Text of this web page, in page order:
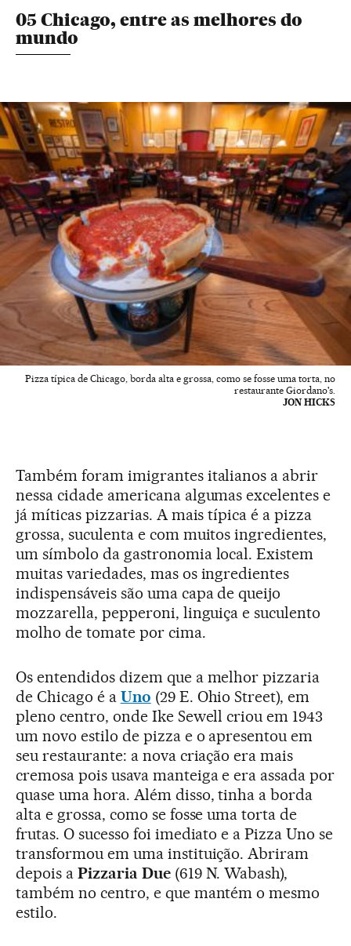
05 Chicago, entre as melhores do
mundo
Pizza típica de Chicago, borda alta e grossa, como se fosse uma torta, no
restaurante Giordano's.
JON HICKS
Também foram imigrantes italianos a abrir
nessa cidade americana algumas excelentes e
já míticas pizzarias. A mais típica é a pizza
grossa, suculenta e com muitos ingredientes,
um símbolo da gastronomia local. Existem
muitas variedades, mas os ingredientes
indispensáveis são uma capa de queijo
mozzarella, pepperoni, linguiça e suculento
molho de tomate por cima.
Os entendidos dizem que a melhor pizzaria
de Chicago é a Uno (29 E. Ohio Street), em
pleno centro, onde Ike Sewell criou em 1943
um novo estilo de pizza e o apresentou em
seu restaurante: a nova criação era mais
cremosa pois usava manteiga e era assada por
quase uma hora. Além disso, tinha a borda
alta e grossa, como se fosse uma torta de
frutas. O sucesso foi imediato e a Pizza Uno se
transformou em uma instituição. Abriram
depois a Pizzaria Due(619 N. Wabash),
também no centro, e que mantém o mesmo
estilo.